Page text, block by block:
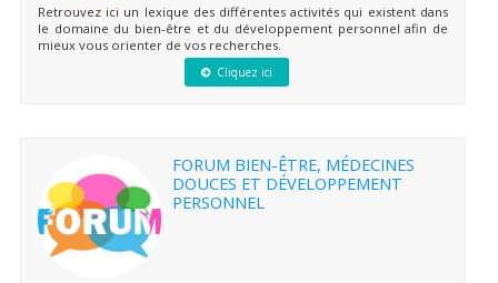
Retrouvez ici un lexique des différentes activités qui existent dans
le domaine du bien-être et du développement personnel afin de
mieux vous orienter de vos recherches.
Cliquez ici
FORUM BIEN-ÊTRE, MÉDECINES
DOUCES ET DÉVELOPPEMENT
PERSONNEL